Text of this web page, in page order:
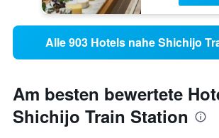
Alle 903 Hotels nahe Shichijo
Am besten bewertete
Shichijo Train Station